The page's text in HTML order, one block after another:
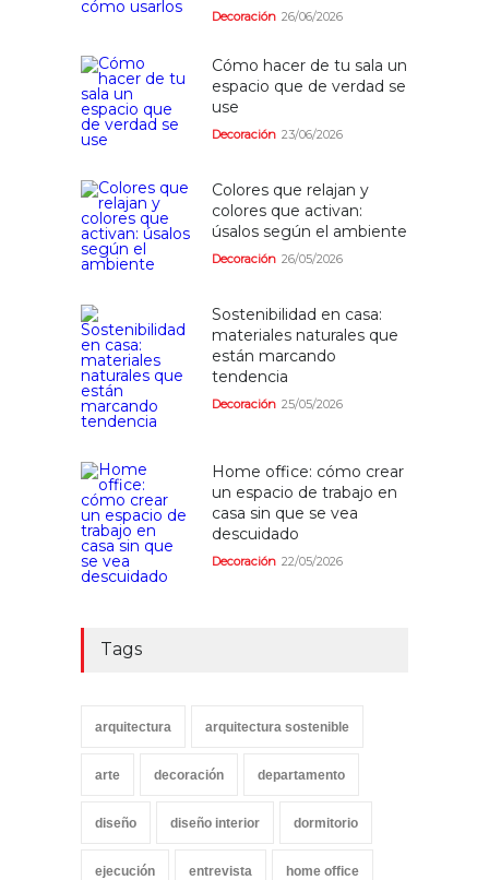
Decoración 26/06/2026
Cómo hacer de tu sala un
espacio que de verdad se
use
Decoración 23/06/2026
Colores que relajan y
colores que activan:
úsalos según el ambiente
Decoración 26/05/2026
Sostenibilidad en casa:
materiales naturales que
están marcando
tendencia
Decoración 25/05/2026
Home office: cómo crear
un espacio de trabajo en
casa sin que se vea
descuidado
Decoración 22/05/2026
Tags
arquitectura arquitectura sostenible
arte decoración departamento
diseño diseño interior dormitorio
ejecución entrevista home office